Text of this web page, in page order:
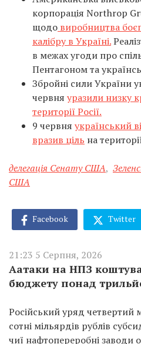
корпорація Northrop
щодо виробництва
калібру в Україні.
в межах угоди про
Пентагоном та
Збройні сили України
червня уразили низку
території Росії.
9 червня український
вразив ціль на
делегація Сенату США,
США
Facebook Twitter
21:23 5 Серпня, 2026
Аатаки на НПЗ
бюджету понад
Російський уряд четвертий
сотні мільярдів рублів
чиї нафтопереробні заводи